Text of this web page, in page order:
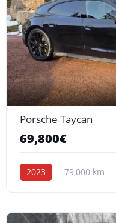
Porsche Taycan
69,800€
2023 79,000 km